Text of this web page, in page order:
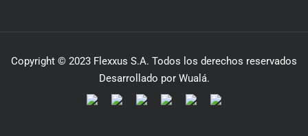
Copyright © 2023 Flexxus S.A. Todos los derechos reservados
Desarrollado por Wualá.